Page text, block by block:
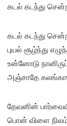
கடல் கடந்து
கடல் கடந்து
புயல் சூழ்ந்து
உன்னோடு
அஞ்சாதே
தேவனின்
பொன் விளை